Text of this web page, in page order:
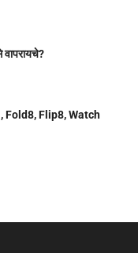
Fold8, Flip8, Watch